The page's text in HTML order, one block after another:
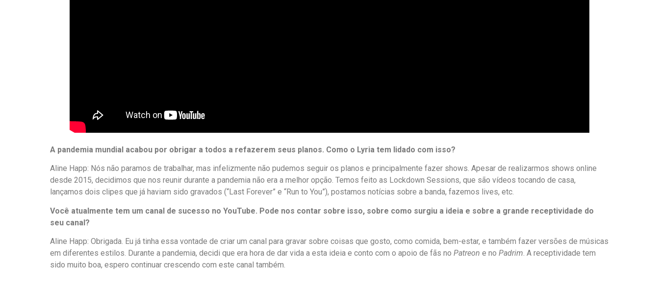
A pandemia mundial acabou por obrigar a todos a refazerem seus planos. Como o Lyria tem lidado com isso?
Aline Happ: Nós não paramos de trabalhar, mas infelizmente não pudemos seguir os planos e principalmente fazer shows. Apesar de realizarmos shows online
desde 2015, decidimos que nos reunir durante a pandemia não era a melhor opção. Temos feito as Lockdown Sessions, que são vídeos tocando de casa,
lançamos dois clipes que já haviam sido gravados (“Last Forever” e “Run to You”), postamos notícias sobre a banda, fazemos lives, etc.
Você atualmente tem um canal de sucesso no YouTube. Pode nos contar sobre isso, sobre como surgiu a ideia e sobre a grande receptividade do
seu canal?
Aline Happ: Obrigada. Eu já tinha essa vontade de criar um canal para gravar sobre coisas que gosto, como comida, bem-estar, e também fazer versões de músicas
em diferentes estilos. Durante a pandemia, decidi que era hora de dar vida a esta ideia e conto com o apoio de fãs no Patreon e no Padrim. A receptividade tem
sido muito boa, espero continuar crescendo com este canal também.